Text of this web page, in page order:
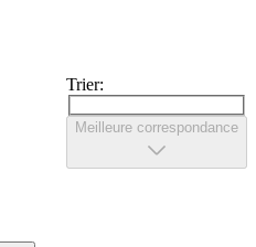
Trier:
Meilleure correspondance